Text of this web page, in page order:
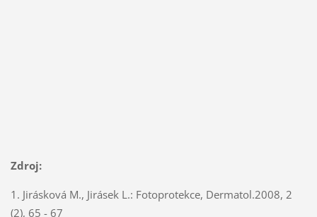
Zdroj:
1. Jirásková M., Jirásek L.: Fotoprotekce, Dermatol.2008, 2
(2), 65 - 67